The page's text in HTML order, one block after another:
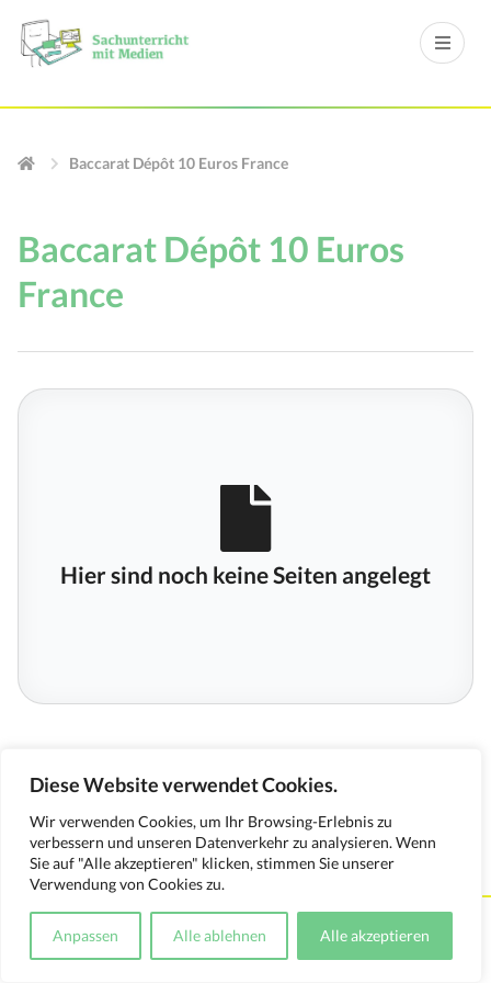
Diese Website verwendet Cookies.
Wir verwenden Cookies, um Ihr Browsing-Erlebnis zu
verbessern und unseren Datenverkehr zu analysieren. Wenn
Sie auf "Alle akzeptieren" klicken, stimmen Sie unserer
Verwendung von Cookies zu.
Anpassen Alle ablehnen Alle akzeptieren
Baccarat Dépôt 10 Euros France
Baccarat Dépôt 10 Euros
France
Hier sind noch keine Seiten angelegt
Kontakt Impressum Datenschutzerklärung
Medienverwendungsnachweis